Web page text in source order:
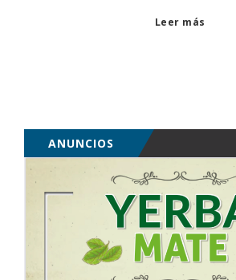
Leer más
ANUNCIOS